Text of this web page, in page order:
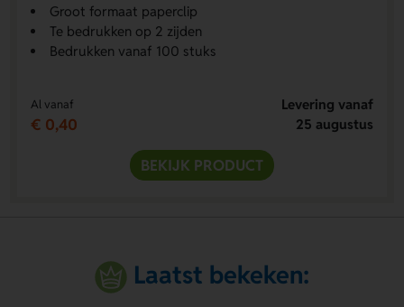
Groot formaat paperclip
Te bedrukken op 2 zijden
Bedrukken vanaf 100 stuks
Al vanaf
€ 0,40
Levering vanaf
25 augustus
BEKIJK PRODUCT
Laatst bekeken: